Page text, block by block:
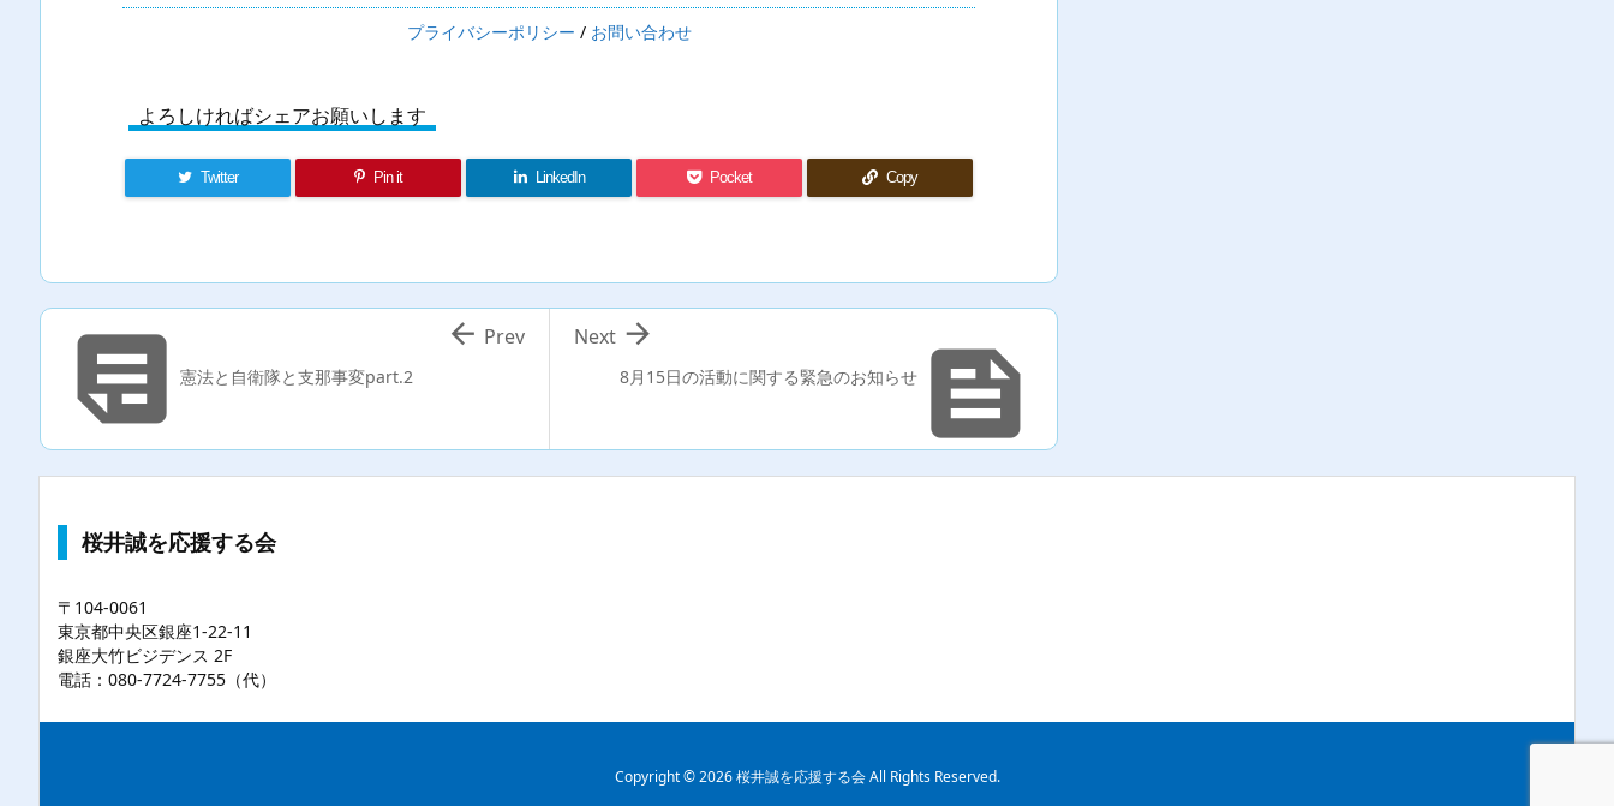
プライバシーポリシー / お問い合わせ
よろしければシェアお願いします
Twitter Pin it LinkedIn Pocket Copy

8月15日の活動に関する緊急のお知らせ

Next
憲法と自衛隊と支那事変part.2
 Prev
桜井誠を応援する会
〒104-0061
東京都中央区銀座1-22-11
銀座大竹ビジデンス 2F
電話：080-7724-7755（代）
Copyright ©2026 桜井誠を応援する会All Rights Reserved.